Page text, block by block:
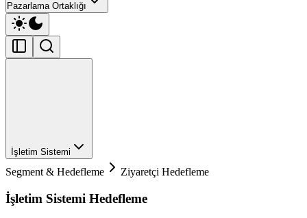
Pazarlama Ortaklığı
İşletim Sistemi
Segment & Hedefleme Ziyaretçi Hedefleme
İşletim Sistemi Hedefleme